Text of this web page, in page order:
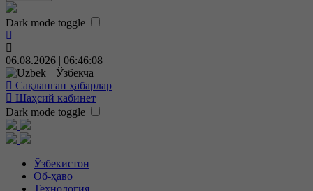
Dark mode toggle
06.08.2026 | 06:46:08
Ўзбекча
Сақланган ҳабарлар
Шаҳсий кабинет
Dark mode toggle
Ўзбекистон
Об-ҳаво
Технология